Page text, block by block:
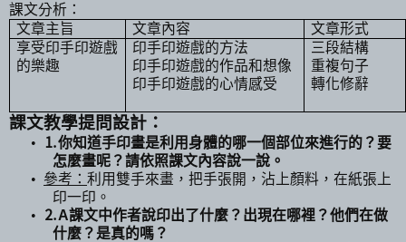
課文分析：
文章主旨
文章內容
文章形式
享受印手印遊戲
的樂趣
印手印遊戲的方法
印手印遊戲的作品和想像
印手印遊戲的心情感受
三段結構
重複句子
轉化修辭
課文教學提問設計：
• ⒈你知道手印畫是利用身體的哪一個部位來進行的？要
怎麼畫呢？請依照課文內容說一說。
• 參考： 利用雙手來畫，把手張開，沾上顏料，在紙張上
印一印。
•
⒉A課文中作者說印出了什麼？出現在哪裡？他們在做
什麼？是真的嗎？